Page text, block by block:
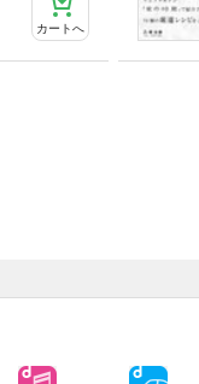
カートへ